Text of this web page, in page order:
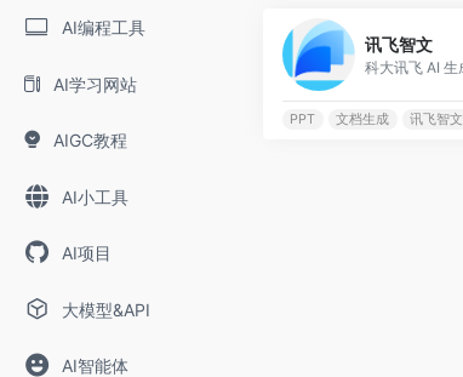
AI编程工具
AI学习网站
AIGC教程
AI小工具
AI项目
大模型&API
AI智能体
讯飞智文
PPT 文档生成 讯飞智文